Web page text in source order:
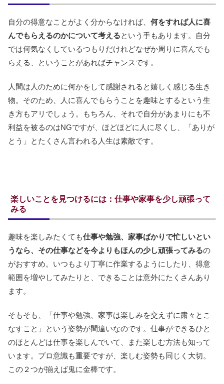
自分の得意なことがよく分からなければ、 何をすれば人に喜
んでもらえるのかについて考えるという手もあります。自分
では何気なくしているつもりだけれどなぜか周りに喜んでも
らえる、ということがあればチャンスです。
人間は人のために何かをして感謝されると嬉しく感じる生き
物。そのため、人に喜んでもらうことを趣味とするという生
き方もアリでしょう。もちろん、それで自分があまりにも不
利益を被るのはNGですが、ほどほどに人に尽くし、「ありが
とう」とたくさん言われる人生は素敵です。
楽しいことを見つけるには：仕事や家事を少し頑張って
みる
趣味を楽しみたくても仕事や勉強、家事ばかりで忙しいとい
うなら、その仕事などを今よりもほんの少し頑張ってみるの
がおすすめ。いつもより丁寧に作業するようにしたり、得意
範囲を増やしてみたりと、できることは意外にたくさんあり
ます。
そもそも、「仕事や勉強、家事は楽しみを交えずに粛々とこ
なすこと」という姿勢が間違いなのです。仕事ができるひと
のほとんどは仕事を楽しんでいて、また楽しむ方法も知って
います。プロ意識も重要ですが、楽しむ姿勢も同じく大切。
この２つが揃えば鬼に金棒です。